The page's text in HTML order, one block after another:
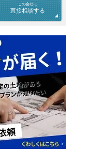
この会社に
直接相談する